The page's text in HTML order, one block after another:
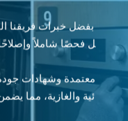
بفضل خبرات فريقنا
ل فحصًا شاملاً
معتمدة وشهادات جودة
ئية والغازية، مما